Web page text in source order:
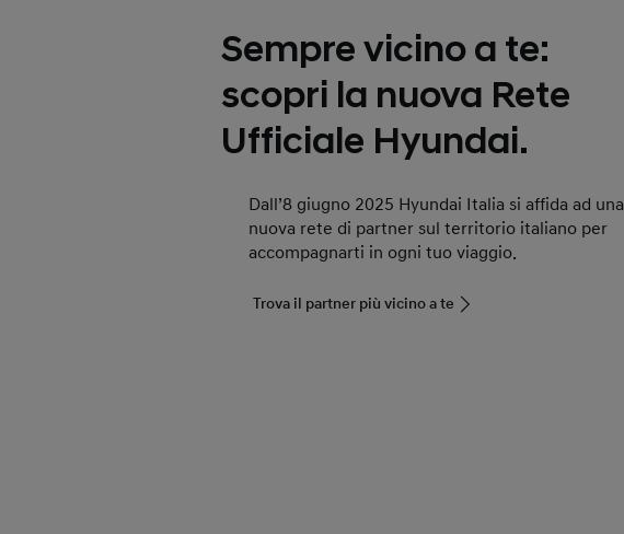
Sempre vicino a te:
scopri la nuova Rete
Ufficiale Hyundai.
Dall’8 giugno 2025 Hyundai Italia si affida ad una
nuova rete di partner sul territorio italiano per
accompagnarti in ogni tuo viaggio.
Trova il partner più vicino a te